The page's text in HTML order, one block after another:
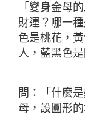
「變身金母
財運？哪一
色是桃花，
人，藍黑色
問：「什麼
母，設圓形